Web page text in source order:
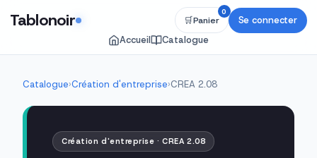
Tablonoir
Accueil Catalogue
🛒Panier
0
Se connecter
Catalogue›Création d'entreprise›CREA 2.08
Création d'entreprise · CREA 2.08